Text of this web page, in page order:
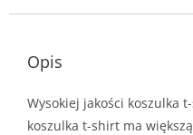
Opis
Wysokiej jakości koszulka
koszulka t-shirt ma